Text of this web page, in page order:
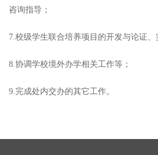
咨询指导；
7.校级学生联合培养项目的开发与论证、
8.协调学校境外办学相关工作等；
9.完成处内交办的其它工作。